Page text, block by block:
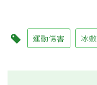
運動傷害 冰敷